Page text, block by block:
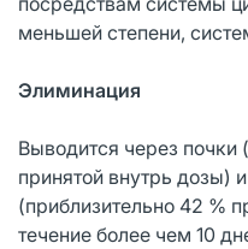
меньшей степени,
Элиминация
Выводится через почки
принятой внутрь дозы)
(приблизительно 42 %
течение более чем 10